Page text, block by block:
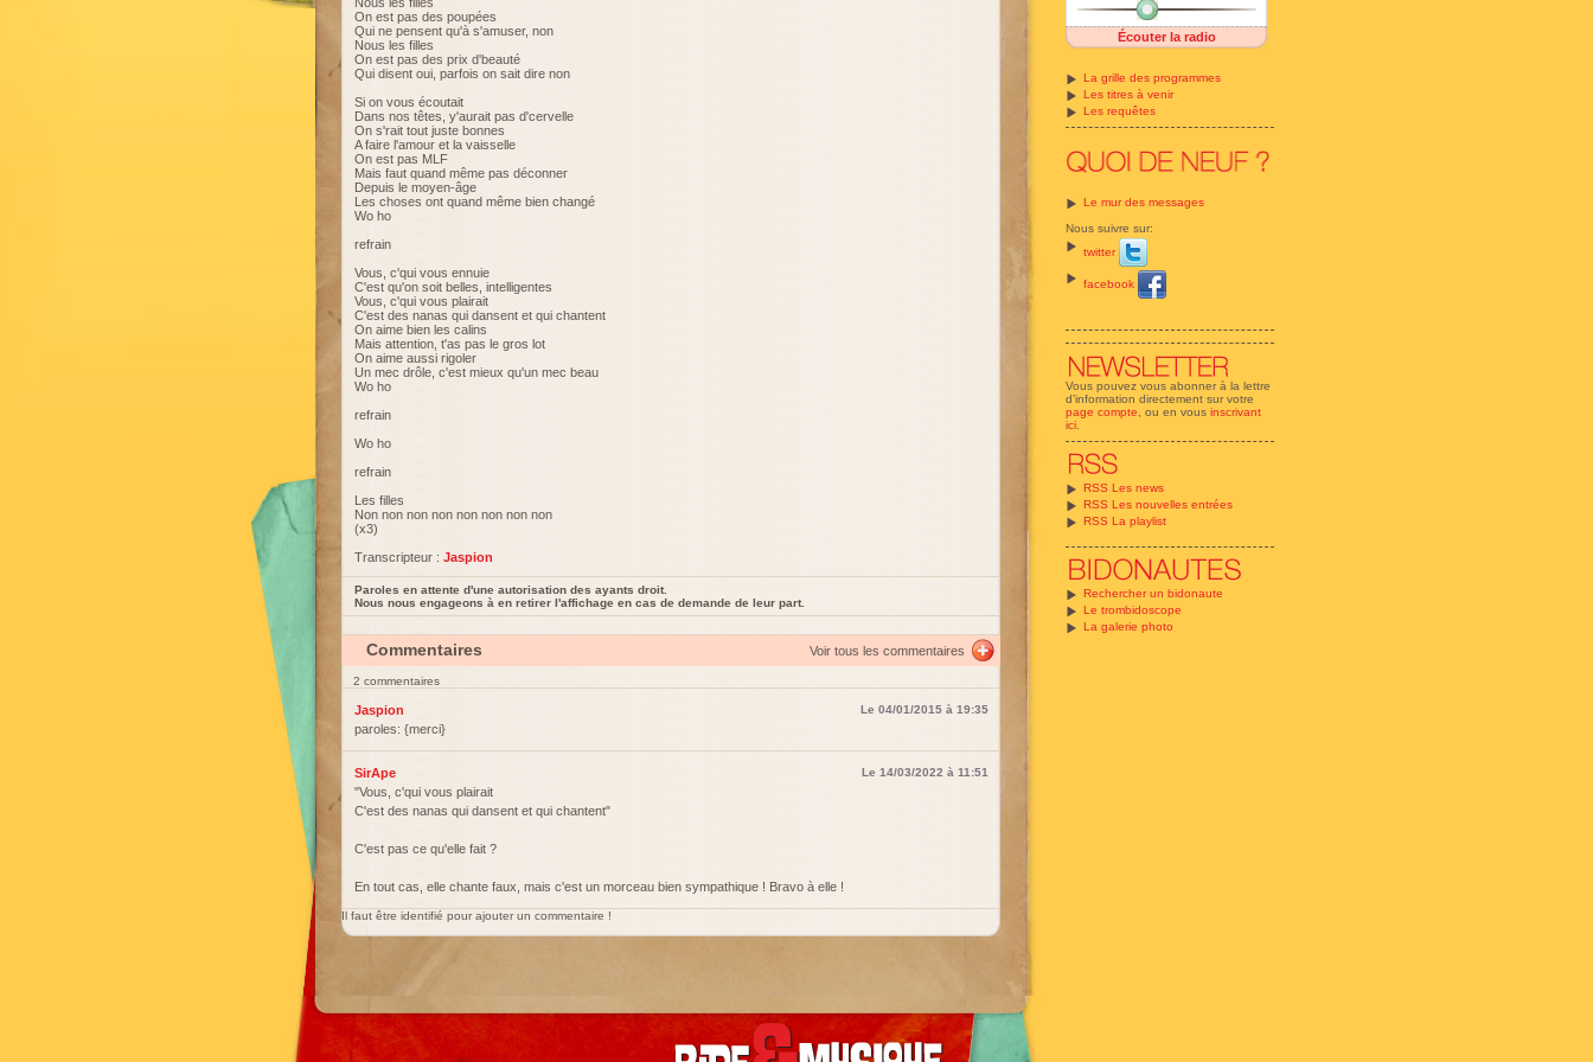
Écouter la radio
La grille des programmes
Les titres à venir
Les requêtes
Le mur des messages
Nous suivre sur:
twitter
facebook
Vous pouvez vous abonner à la lettre
d'information directement sur votre
page compte , ou en vous inscrivant
ici
RSS Les news
RSS Les nouvelles entrées
RSS La playlist
Rechercher un bidonaute
Le trombidoscope
La galerie photo
On est pas des poupées
Qui ne pensent qu'à s'amuser, non
Nous les filles
On est pas des prix d'beauté
Qui disent oui, parfois on sait dire non
Si on vous écoutait
Dans nos têtes, y'aurait pas d'cervelle
On s'rait tout juste bonnes
A faire l'amour et la vaisselle
On est pas MLF
Mais faut quand même pas déconner
Depuis le moyen-âge
Les choses ont quand même bien changé
Wo ho
refrain
Vous, c'qui vous ennuie
C'est qu'on soit belles, intelligentes
Vous, c'qui vous plairait
C'est des nanas qui dansent et qui chantent
On aime bien les calins
Mais attention, t'as pas le gros lot
On aime aussi rigoler
Un mec drôle, c'est mieux qu'un mec beau
Wo ho
refrain
Wo ho
refrain
Les filles
Non non non non non non non non
(x3)
Transcripteur : Jaspion
Paroles en attente d'une autorisation des ayants droit.
Nous nous engageons à en retirer l'affichage en cas de demande de leur part.
Commentaires Voir tous les commentaires
2 commentaires
Jaspion Le 04/01/2015 à 19:35
paroles: {merci}
SirApe Le 14/03/2022 à 11:51
"Vous, c'qui vous plairait
C'est des nanas qui dansent et qui chantent"
C'est pas ce qu'elle fait ?
En tout cas, elle chante faux, mais c'est un morceau bien sympathique ! Bravo à elle !
Il faut être identifié pour ajouter un commentaire !